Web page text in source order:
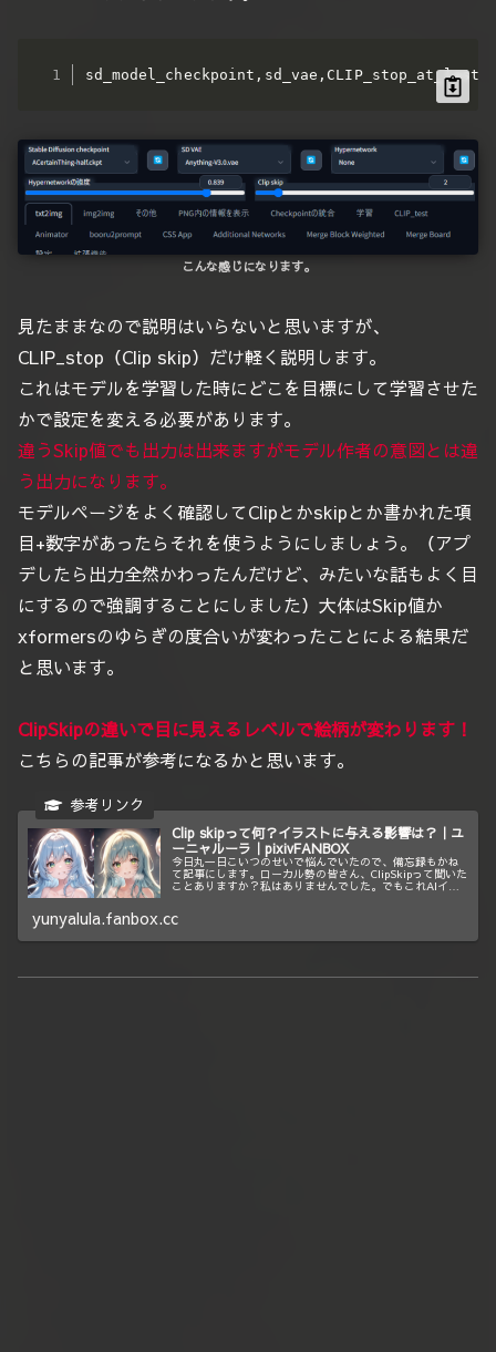
こんな感じになります。
見たままなので説明はいらないと思いますが、
CLIP_stop（Clip skip）だけ軽く説明します。
これはモデルを学習した時にどこを目標にして学習させた
かで設定を変える必要があります。
違うSkip値でも出力は出来ますがモデル作者の意図とは違
う出力になります。
モデルページをよく確認してClipとかskipとか書かれた項
目+数字があったらそれを使うようにしましょう。（アプ
デしたら出力全然かわったんだけど、みたいな話もよく目
にするので強調することにしました）大体はSkip値か
xformersのゆらぎの度合いが変わったことによる結果だ
と思います。
ClipSkipの違いで目に見えるレベルで絵柄が変わります！
こちらの記事が参考になるかと思います。
Clip skipって何？イラストに与える影響は？｜ユ
ーニャルーラ｜pixivFANBOX
今日丸一日こいつのせいで悩んでいたので、備忘録もかね
て記事にします。ローカル勢の皆さん、ClipSkipって聞いた
ことありますか？私はありませんでした。でもこれAIイラ
yunyalula.fanbox.cc